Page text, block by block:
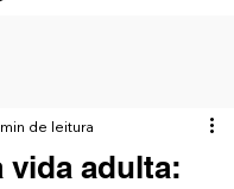
vida adulta:
de leitura